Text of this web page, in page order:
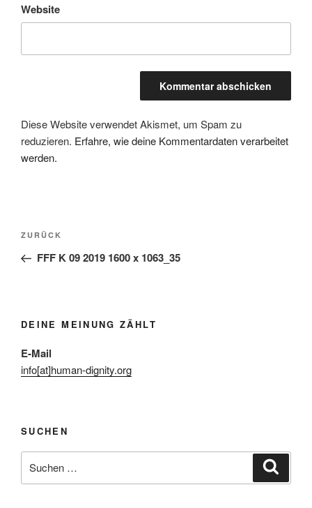
Website
Diese Website verwendet Akismet, um Spam zu
reduzieren. Erfahre, wie deine Kommentardaten verarbeitet
werden.
Beitragsnavigation
Vorheriger
Beitrag
ZURÜCK
FFF K 09 2019 1600 x 1063_35
DEINE MEINUNG ZÄHLT
E-Mail
info[at]human-dignity.org
SUCHEN
nach: